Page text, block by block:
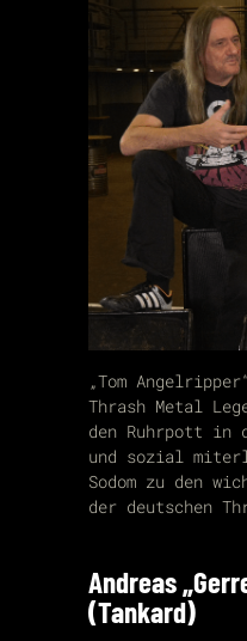
„Tom
Thrash Metal
den Ruhrpott in
und sozial
Sodom zu den
der deutschen
Andreas
(Tankard)